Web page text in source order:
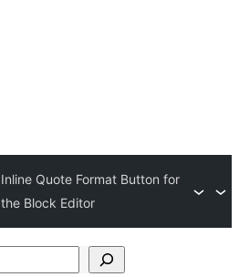
Inline Quote Format Button for
the Block Editor